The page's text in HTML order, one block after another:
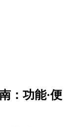
：功能·便